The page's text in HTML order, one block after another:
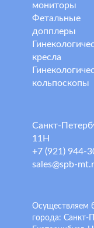
мониторы
Фетальные
допплеры
кресла
кольпоскопы
Санкт-
11Н
+7 (921) 944-
sales@spb-
Осуществляем
города: Санкт-